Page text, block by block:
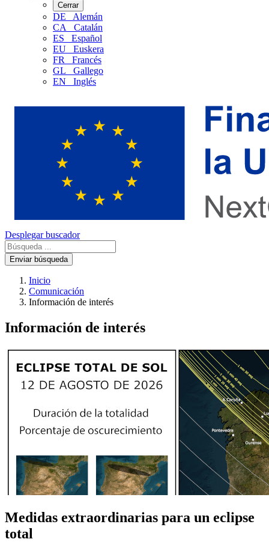
Cerrar
DE
Alemán
CA
Catalán
ES
Español
EU
Euskera
FR
Francés
GL
Gallego
EN
Inglés
Desplegar buscador
Enviar búsqueda
Inicio
Comunicación
Información de interés
Información de interés
Medidas extraordinarias para un eclipse
total